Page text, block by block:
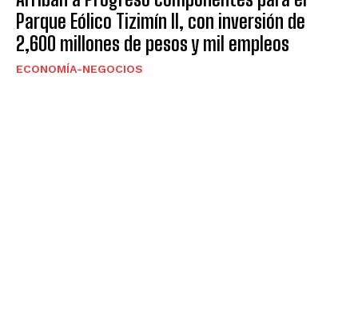
Parque Eólico Tizimín II, con inversión de
2,600 millones de pesos y mil empleos
ECONOMÍA-NEGOCIOS